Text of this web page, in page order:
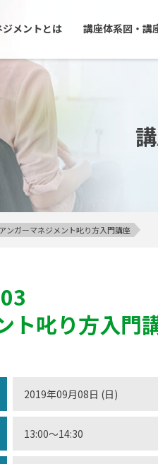
メントとは 講座体系図・講
ンガーマネジメント叱り方入門講座
ト叱り方入門
2019年09月08日 (日)
13:00〜14:30